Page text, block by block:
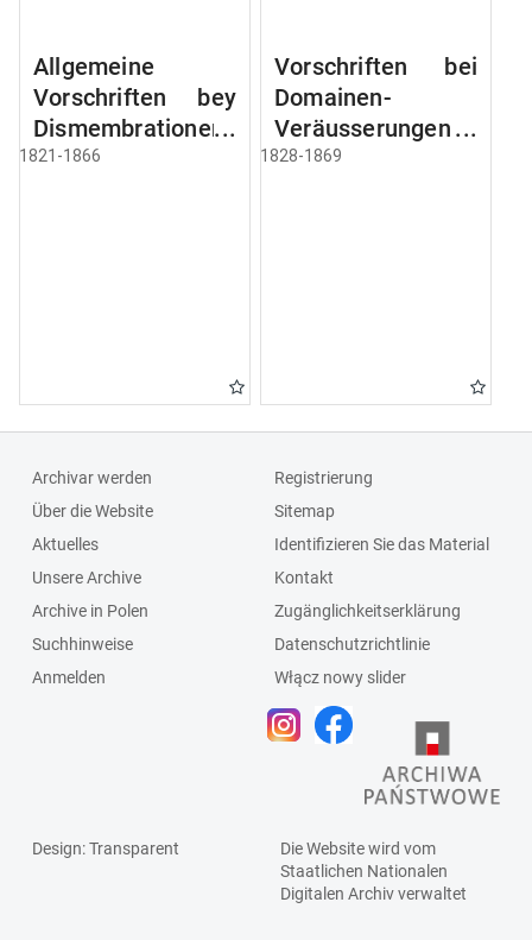
Allgemeine
Vorschriften bey
Dismembrationen
Domainen-
1821-1866
Vorschriften bei
Domainen-
Veräusserungen
und
1828-1869
Archivar werden
Über die Website
Aktuelles
Unsere Archive
Archive in Polen
Suchhinweise
Anmelden
Registrierung
Sitemap
Identifizieren Sie das Material
Kontakt
Zugänglichkeitserklärung
Datenschutzrichtlinie
Włącz nowy slider
Design: Transparent
Die Website wird vom
Staatlichen Nationalen
Digitalen Archivverwaltet